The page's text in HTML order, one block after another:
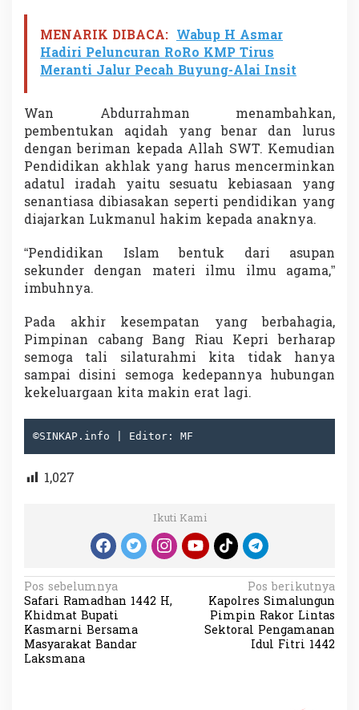
MENARIK DIBACA: Wabup H Asmar
Hadiri Peluncuran RoRo KMP Tirus
Meranti Jalur Pecah Buyung-Alai Insit
Wan Abdurrahman menambahkan,
pembentukan aqidah yang benar dan lurus
dengan beriman kepada Allah SWT. Kemudian
Pendidikan akhlak yang harus mencerminkan
adatul iradah yaitu sesuatu kebiasaan yang
senantiasa dibiasakan seperti pendidikan yang
diajarkan Lukmanul hakim kepada anaknya.
“Pendidikan Islam bentuk dari asupan
sekunder dengan materi ilmu ilmu agama,”
imbuhnya.
Pada akhir kesempatan yang berbahagia,
Pimpinan cabang Bang Riau Kepri berharap
semoga tali silaturahmi kita tidak hanya
sampai disini semoga kedepannya hubungan
kekeluargaan kita makin erat lagi.
©SINKAP.info | Editor: MF
1,027
Ikuti Kami
N
a
v
i
Pos sebelumnya
Safari Ramadhan 1442 H,
Khidmat Bupati
Kasmarni Bersama
Masyarakat Bandar
Laksmana
Pos berikutnya
Kapolres Simalungun
Pimpin Rakor Lintas
Sektoral Pengamanan
Idul Fitri 1442